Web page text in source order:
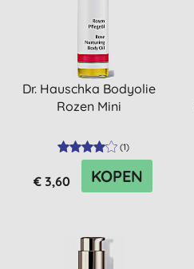
Dr. Hauschka Bodyolie
Rozen Mini
(1)
€ 3,60 KOPEN